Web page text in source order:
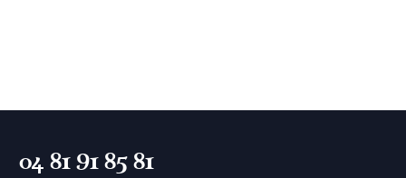
04 81 91 85 81